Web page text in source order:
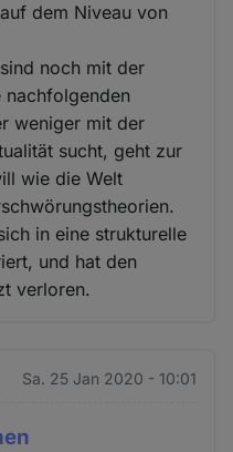
dem Niveau von
noch mit der
weniger mit der
sucht, geht zur
wie die Welt
in eine strukturelle
und hat den
verloren.
Sa. 25 Jan 2020 - 10:01